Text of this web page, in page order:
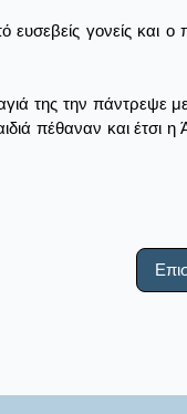
γονείς και
της την πάντρεψε
πέθαναν και έτσι